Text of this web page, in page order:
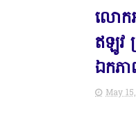
លោកអ
ឥឡូវ
ឯកភា
May